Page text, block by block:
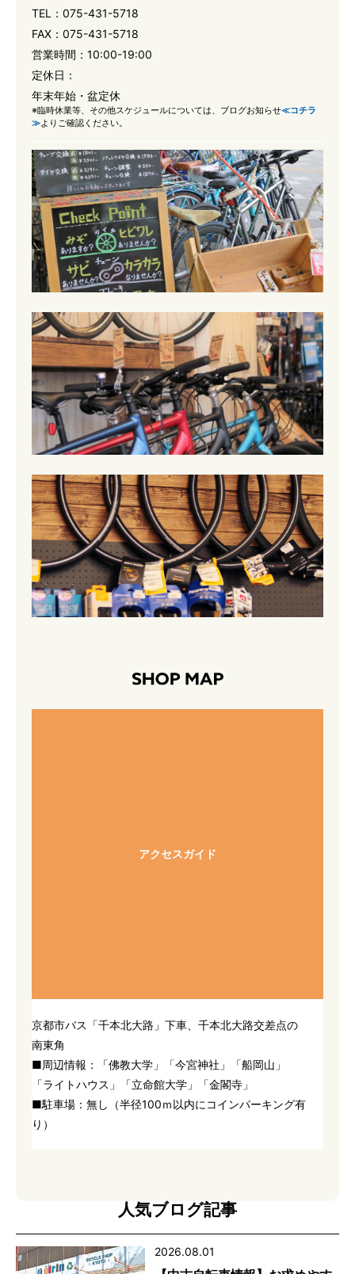
TEL： 075-431-5718
FAX： 075-431-5718
営業時間： 10:00-19:00
定休日：
年末年始・盆定休
※臨時休業等、その他スケジュールについては、ブログお知らせ≪コチラ
≫よりご確認ください。
アクセスガイド
京都市バス「千本北大路」下車、千本北大路交差点の
南東角
■周辺情報：「佛教大学」「今宮神社」「船岡山」
「ライトハウス」「立命館大学」「金閣寺」
■駐車場：無し（半径100ｍ以内にコインパーキング有
り）
人気ブログ記事
2026.08.01